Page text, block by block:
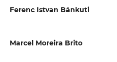
Ferenc Istvan Bánkuti
Marcel Moreira Brito